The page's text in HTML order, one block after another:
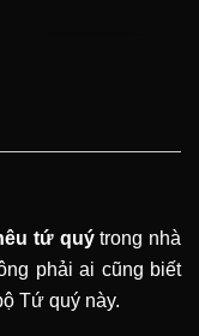
tứ quýtrong nhà
phải ai cũng biết
Tứ quý này.